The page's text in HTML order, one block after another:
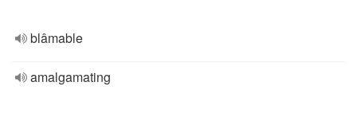
blâmable
amalgamating